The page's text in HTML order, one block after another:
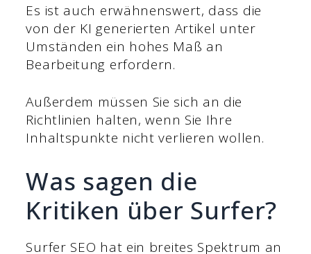
Es ist auch erwähnenswert, dass die
von der KI generierten Artikel unter
Umständen ein hohes Maß an
Bearbeitung erfordern.
Außerdem müssen Sie sich an die
Richtlinien halten, wenn Sie Ihre
Inhaltspunkte nicht verlieren wollen.
Was sagen die
Kritiken über Surfer?
Surfer SEO hat ein breites Spektrum an